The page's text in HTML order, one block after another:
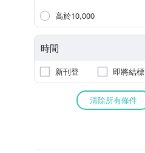
高於10,000
時間
新刊登 即將結標
清除所有條件